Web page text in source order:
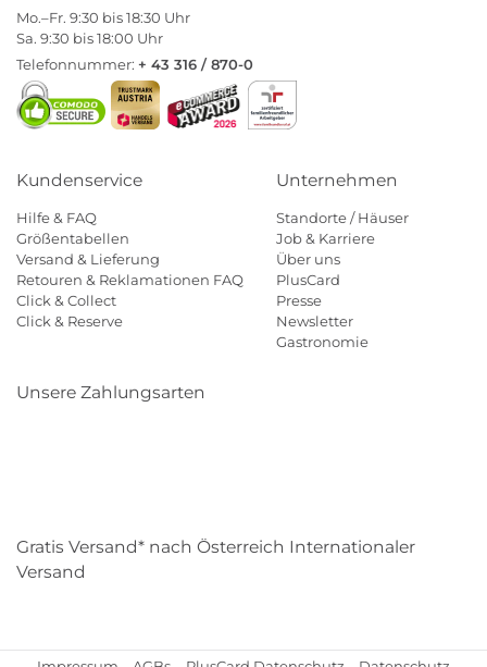
Mo.–Fr. 9:30 bis 18:30 Uhr
Sa. 9:30 bis 18:00 Uhr
Telefonnummer: + 43 316 / 870-0
Kundenservice
Hilfe & FAQ
Größentabellen
Versand & Lieferung
Retouren & Reklamationen FAQ
Click & Collect
Click & Reserve
Unternehmen
Standorte / Häuser
Job & Karriere
Über uns
PlusCard
Presse
Newsletter
Gastronomie
Unsere Zahlungsarten
Gratis Versand* nach Österreich Internationaler
Versand